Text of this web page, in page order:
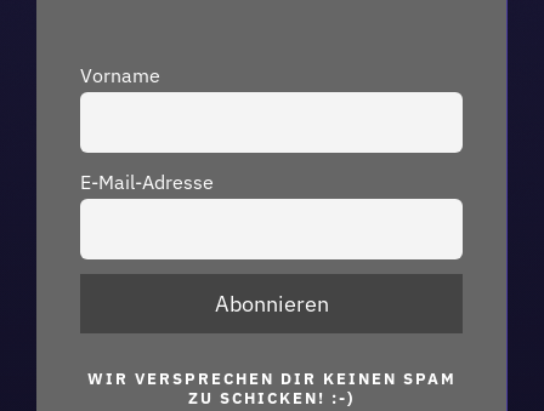
Vorname
E-Mail-Adresse
WIR VERSPRECHEN DIR KEINEN SPAM
ZU SCHICKEN! :-)